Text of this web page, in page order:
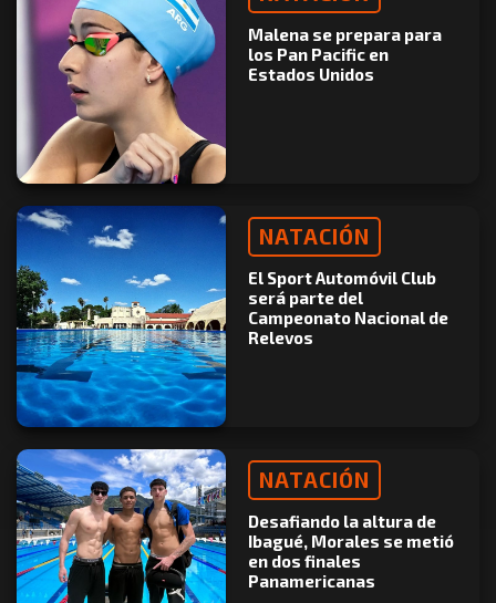
Malena se prepara para
los Pan Pacific en
Estados Unidos
NATACIÓN
El Sport Automóvil Club
será parte del
Campeonato Nacional de
Relevos
NATACIÓN
Desafiando la altura de
Ibagué, Morales se metió
en dos finales
Panamericanas